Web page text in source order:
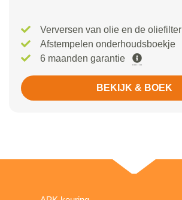
Verversen van olie en de oliefilter
Afstempelen onderhoudsboekje
6 maanden garantie
BEKIJK & BOEK